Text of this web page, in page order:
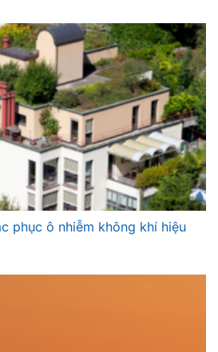
phục ô nhiễm không khí hiệu